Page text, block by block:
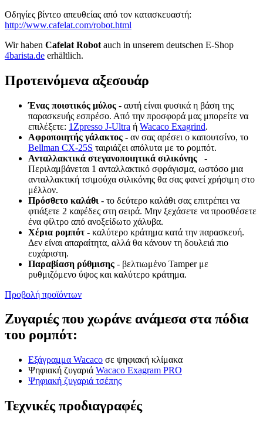
Οδηγίες βίντεο απευθείας από τον κατασκευαστή:
http://www.cafelat.com/robot.html
Wir haben Cafelat Robot auch in unserem deutschen E-Shop
4barista.de erhältlich.
Προτεινόμενα αξεσουάρ
Ένας ποιοτικός μύλος - αυτή είναι φυσικά η βάση της
παρασκευής εσπρέσο. Από την προσφορά μας μπορείτε να
επιλέξετε: 1Zpresso J-Ultra ή Wacaco Exagrind.
Αφροποιητής γάλακτος - αν σας αρέσει ο καπουτσίνο, το
Bellman CX-25S ταιριάζει απόλυτα με το ρομπότ.
Ανταλλακτικά στεγανοποιητικά σιλικόνης
-
Περιλαμβάνεται 1 ανταλλακτικό σφράγισμα, ωστόσο μια
ανταλλακτική τσιμούχα σιλικόνης θα σας φανεί χρήσιμη στο
μέλλον.
Πρόσθετο καλάθι - το δεύτερο καλάθι σας επιτρέπει να
φτιάξετε 2 καφέδες στη σειρά. Μην ξεχάσετε να προσθέσετε
ένα φίλτρο από ανοξείδωτο χάλυβα.
Χέρια ρομπότ- καλύτερο κράτημα κατά την παρασκευή.
Δεν είναι απαραίτητα, αλλά θα κάνουν τη δουλειά πιο
ευχάριστη.
Παραβίαση ρύθμισης - βελτιωμένο Tamper με
ρυθμιζόμενο ύψος και καλύτερο κράτημα.
Προβολή προϊόντων
Ζυγαριές που χωράνε ανάμεσα στα πόδια
του ρομπότ:
Εξάγραμμα Wacaco σε ψηφιακή κλίμακα
Ψηφιακή ζυγαριά Wacaco Exagram PRO
Ψηφιακή ζυγαριά τσέπης
Τεχνικές προδιαγραφές